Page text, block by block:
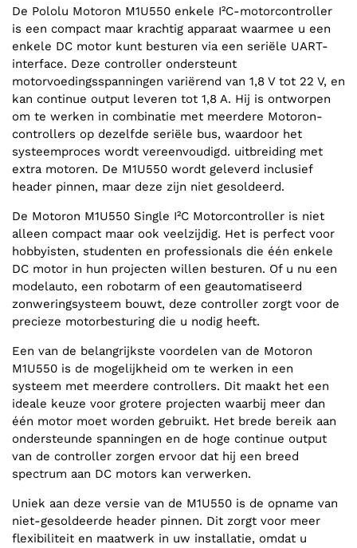
De Pololu Motoron M1U550 enkele I²C-motorcontroller
is een compact maar krachtig apparaat waarmee u een
enkele DC motor kunt besturen via een seriële UART-
interface. Deze controller ondersteunt
motorvoedingsspanningen variërend van 1,8 V tot 22 V, en
kan continue output leveren tot 1,8 A. Hij is ontworpen
om te werken in combinatie met meerdere Motoron-
controllers op dezelfde seriële bus, waardoor het
systeemproces wordt vereenvoudigd. uitbreiding met
extra motoren. De M1U550 wordt geleverd inclusief
header pinnen, maar deze zijn niet gesoldeerd.
De Motoron M1U550 Single I²C Motorcontroller is niet
alleen compact maar ook veelzijdig. Het is perfect voor
hobbyisten, studenten en professionals die één enkele
DC motor in hun projecten willen besturen. Of u nu een
modelauto, een robotarm of een geautomatiseerd
zonweringsysteem bouwt, deze controller zorgt voor de
precieze motorbesturing die u nodig heeft.
Een van de belangrijkste voordelen van de Motoron
M1U550 is de mogelijkheid om te werken in een
systeem met meerdere controllers. Dit maakt het een
ideale keuze voor grotere projecten waarbij meer dan
één motor moet worden gebruikt. Het brede bereik aan
ondersteunde spanningen en de hoge continue output
van de controller zorgen ervoor dat hij een breed
spectrum aan DC motors kan verwerken.
Uniek aan deze versie van de M1U550 is de opname van
niet-gesoldeerde header pinnen. Dit zorgt voor meer
flexibiliteit en maatwerk in uw installatie, omdat u